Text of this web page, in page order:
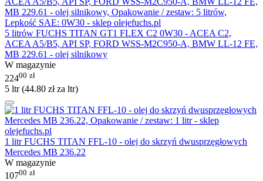
5 litrów FUCHS TITAN GT1 FLEX C2 0W30 - ACEA C2,
ACEA A5/B5, API SP, FORD WSS-M2C950-A, BMW LL-12 FE,
MB 229.61 - olej silnikowy
W magazynie
22400 zł
5 ltr (44.80 złza ltr)
1 litr FUCHS TITAN FFL-10 - olej do skrzyń dwusprzęgłowych
Mercedes MB 236.22
W magazynie
10700 zł